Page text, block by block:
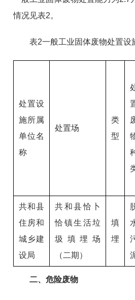
情况见表2。
表2一般工业固体废物处置设
处置设
施所属
单位名
称
处置场
类
型
共和县
住房和
城乡建
设局
共和县恰卜
恰镇生活垃
圾填埋场
（二期）
填
埋
二、危险废物